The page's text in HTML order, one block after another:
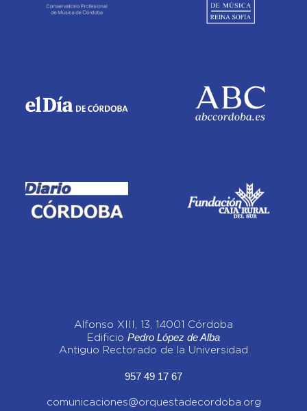
Alfonso XIII, 13, 14001 Córdoba
Edificio Pedro López de Alba
Antiguo Rectorado de la Universidad
957 49 17 67
comunicaciones@orquestadecordoba.org